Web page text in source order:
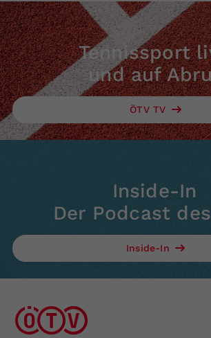
Tennissport
und auf
ÖTV TV
Inside-In
Der Podcast
Inside-In